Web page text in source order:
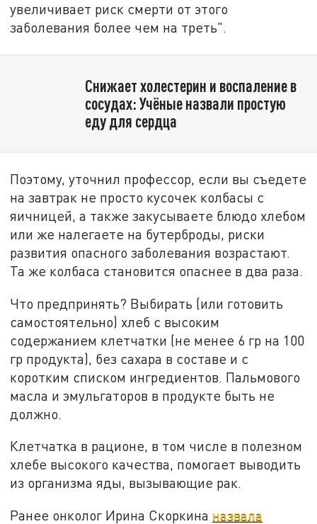
увеличивает риск смерти от этого
заболевания более чем на треть".
Снижает холестерин и воспаление в
сосудах: Учёные назвали простую
еду для сердца
Поэтому, уточнил профессор, если вы съедете
на завтрак не просто кусочек колбасы с
яичницей, а также закусываете блюдо хлебом
или же налегаете на бутерброды, риски
развития опасного заболевания возрастают.
Та же колбаса становится опаснее в два раза.
Что предпринять? Выбирать (или готовить
самостоятельно) хлеб с высоким
содержанием клетчатки (не менее 6 гр на 100
гр продукта), без сахара в составе и с
коротким списком ингредиентов. Пальмового
масла и эмульгаторов в продукте быть не
должно.
Клетчатка в рационе, в том числе в полезном
хлебе высокого качества, помогает выводить
из организма яды, вызывающие рак.
Ранее онколог Ирина Скоркина назвала